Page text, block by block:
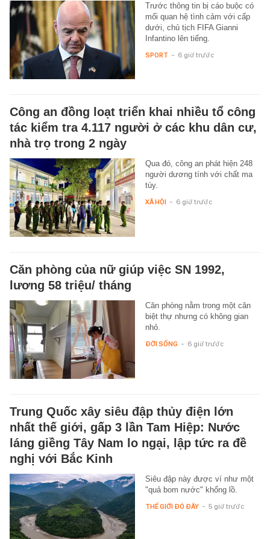
Trước thông tin bị cáo buộc có
mối quan hệ tình cảm với cấp
dưới, chủ tịch FIFA Gianni
Infantino lên tiếng.
SPORT - 6 giờ trước
Công an đồng loạt triển khai nhiều tổ công
tác kiểm tra 4.117 người ở các khu dân cư,
nhà trọ trong 2 ngày
Qua đó, công an phát hiện 248
người dương tính với chất ma
túy.
XÃ HỘI - 6 giờ trước
Căn phòng của nữ giúp việc SN 1992,
lương 58 triệu/ tháng
Căn phòng nằm trong một căn
biệt thự nhưng có không gian
nhỏ.
ĐỜI SỐNG - 6 giờ trước
Trung Quốc xây siêu đập thủy điện lớn
nhất thế giới, gấp 3 lần Tam Hiệp: Nước
láng giềng Tây Nam lo ngại, lập tức ra đề
nghị với Bắc Kinh
Siêu đập này được ví như một
"quả bom nước" khổng lồ.
THẾ GIỚI ĐÓ ĐÂY - 5 giờ trước